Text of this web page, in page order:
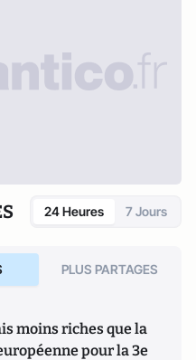
24 Heures 7 Jours
PLUS PARTAGES
moins riches que la
pour la 3e